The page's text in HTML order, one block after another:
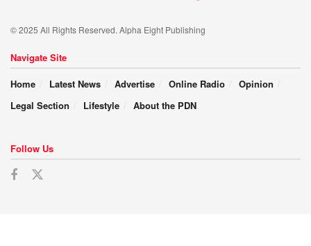
© 2025 All Rights Reserved. Alpha Eight Publishing
Navigate Site
Home
Latest News Advertise Online Radio
Opinion
Legal Section
Lifestyle About the PDN
Follow Us